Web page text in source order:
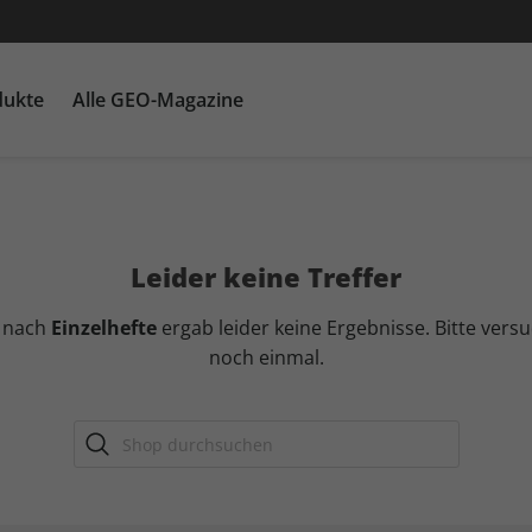
Alle GEO-Magazine
Leider keine Treffer
Einzelhefteergab leider keine Ergebnisse. Bitte
noch einmal.